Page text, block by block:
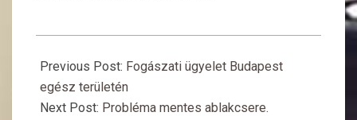
03-
19
Previous Post: Fogászati ügyelet Budapest
egész területén
Next Post: Probléma mentes ablakcsere.